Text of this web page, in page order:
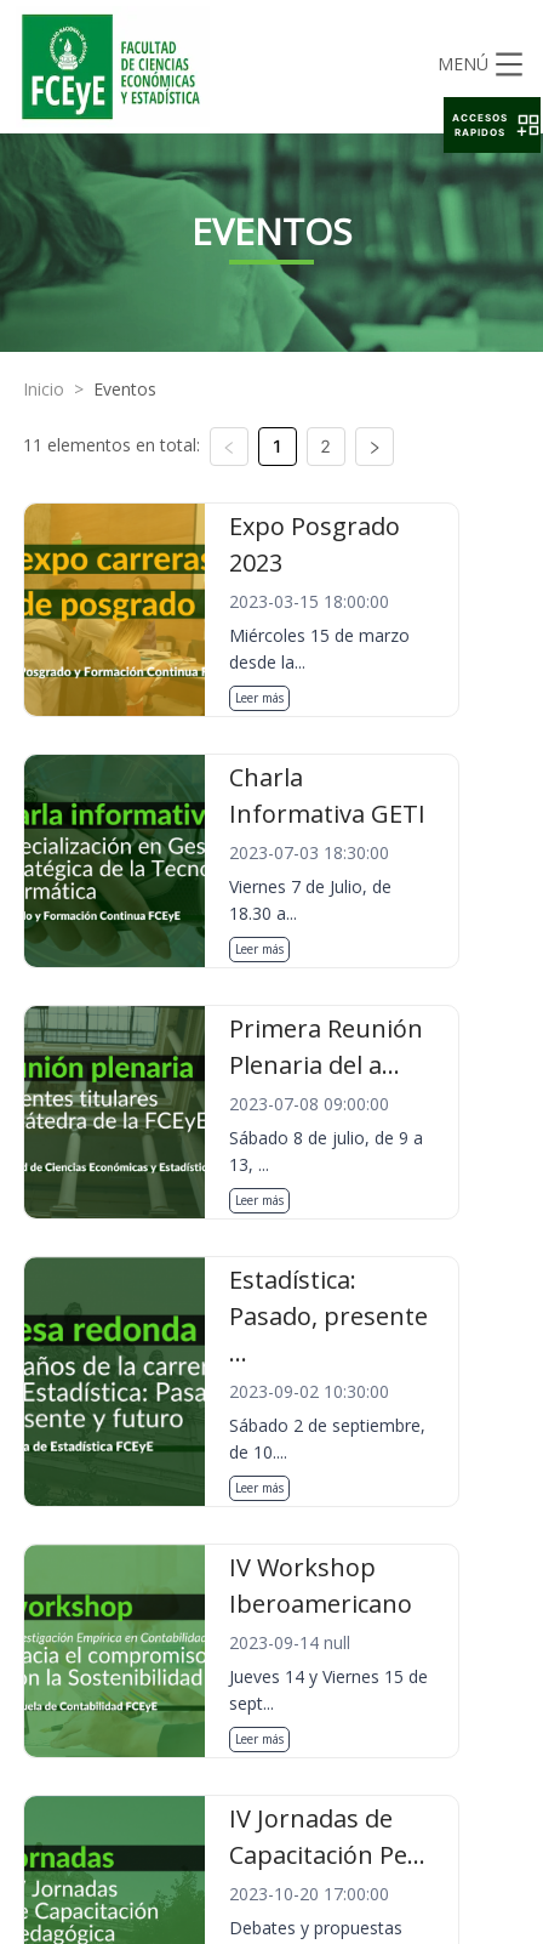
MENÚ
EVENTOS
Inicio > Eventos
11 elementos en total: 1 2
Expo Posgrado
2023
2023-03-15 18:00:00
Miércoles 15 de marzo
desde la...
Leer más
Charla
Informativa GETI
2023-07-03 18:30:00
Viernes 7 de Julio, de
18.30 a...
Leer más
Primera Reunión
Plenaria del a...
2023-07-08 09:00:00
Sábado 8 de julio, de 9 a
13, ...
Leer más
Estadística:
Pasado, presente
...
2023-09-02 10:30:00
Sábado 2 de septiembre,
de 10....
Leer más
IV Workshop
Iberoamericano
2023-09-14 null
Jueves 14 y Viernes 15 de
sept...
Leer más
IV Jornadas de
Capacitación Pe...
2023-10-20 17:00:00
Debates y propuestas
ACCESOS
RAPIDOS